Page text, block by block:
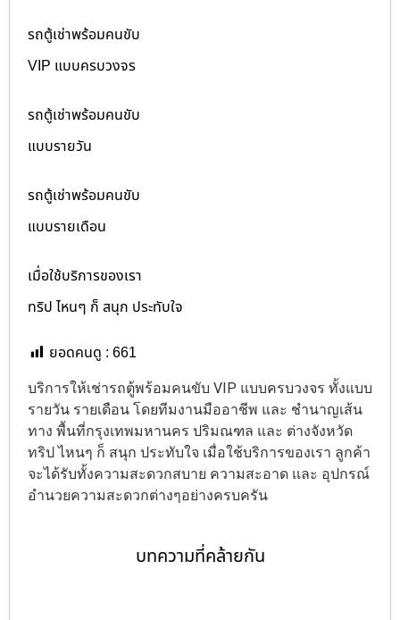
รถตู้เช่าพร้อมคนขับ
VIP แบบครบวงจร
รถตู้เช่าพร้อมคนขับ
แบบรายวัน
รถตู้เช่าพร้อมคนขับ
แบบรายเดือน
เมื่อใช้บริการของเรา
ทริป ไหนๆ ก็ สนุก ประทับใจ
ยอดคนดู : 661
บริการให้เช่ารถตู้พร้อมคนขับ VIP แบบครบวงจร ทั้งแบบ
รายวัน รายเดือน โดยทีมงานมืออาชีพ และ ชำนาญเส้น
ทาง พื้นที่กรุงเทพมหานคร ปริมณฑล และ ต่างจังหวัด
ทริป ไหนๆ ก็ สนุก ประทับใจ เมื่อใช้บริการของเรา ลูกค้า
จะได้รับทั้งความสะดวกสบาย ความสะอาด และ อุปกรณ์
อำนวยความสะดวกต่างๆอย่างครบครัน
บทความที่คล้ายกัน